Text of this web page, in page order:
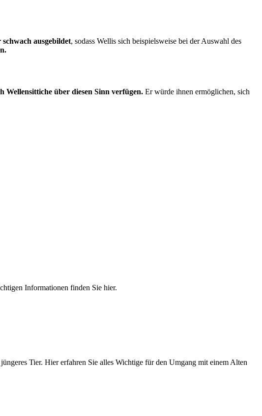
ausgebildet, sodass Wellis sich beispielsweise bei der Auswahl des
Wellensittiche über diesen Sinn verfügen. Er würde ihnen ermöglichen, sich
Informationen finden Sie hier.
Tier. Hier erfahren Sie alles Wichtige für den Umgang mit einem Alten